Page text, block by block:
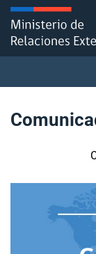
Click acá para ir
Embajadas y
Servicios